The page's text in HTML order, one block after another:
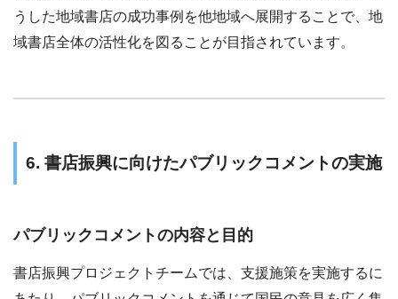
うした地域書店の成功事例を他地域へ展開することで、地
域書店全体の活性化を図ることが目指されています。
6. 書店振興に向けたパブリックコメントの実施
パブリックコメントの内容と目的
書店振興プロジェクトチームでは、支援施策を実施するに